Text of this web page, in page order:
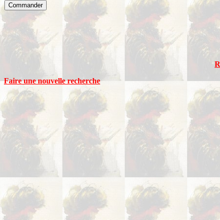
Faire une nouvelle recherche